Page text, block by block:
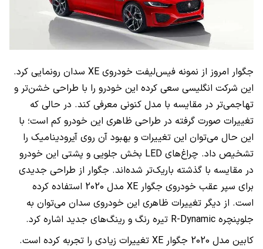
جگوار امروز از نمونه فیس‌لیفت خودروی XE سدان رونمایی کرد.
این شرکت انگلیسی سعی کرده این خودرو را با طراحی خشن‌تر و
تهاجمی‌تر در مقایسه با مدل کنونی معرفی کند. در حالی که
تغییرات صورت گرفته در طراحی ظاهری این خودرو کم است؛ با
این حال می‌توان این تغییرات و بهبود آن روی آیرودینامیک را
تشخیص داد. چراغ‌های LED بخش جلویی و پشتی این خودرو
در مقایسه با گذشته باریک‌تر شده‌اند. جگوار از طراحی جدیدی
برای سپر عقب خودروی جگوار XE
مدل 2020 استفاده کرده
است. از دیگر تغییرات ظاهری این خودروی سدان می‌توان به
جلوپنچره R-Dynamic تیره رنگ و رینگ‌های جدید اشاره کرد.
کابین مدل 2020 جگوار
XE تغییرات زیادی را تجربه کرده است.